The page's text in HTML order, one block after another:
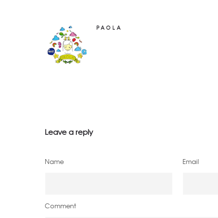
PAOLA
Leave a reply
Name Email
Comment